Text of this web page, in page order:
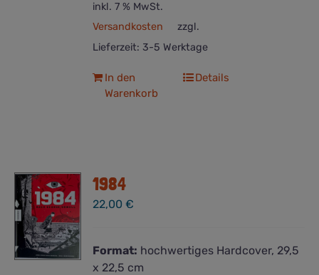
inkl. 7 % MwSt.
zzgl.
Versandkosten
Lieferzeit: 3-5 Werktage
In den
Warenkorb
Details
1984
22,00€
Format: hochwertiges Hardcover, 29,5
x 22,5 cm